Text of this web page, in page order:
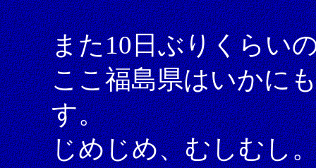
また10日ぶりくらい
ここ福島県はいかに
す。
じめじめ、むしむし